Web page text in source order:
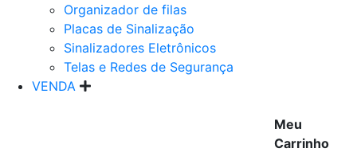
Organizador de filas
Placas de Sinalização
Sinalizadores Eletrônicos
Telas e Redes de Segurança
VENDA
Meu
Carrinho